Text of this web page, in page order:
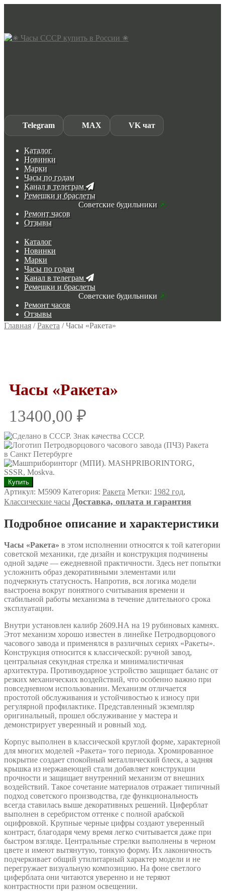
Skip
Skip
Telegram MAX VK чат
Каталог
Новинки
Марки
Часы по годам
Канал в телеграм
Ремешки и браслеты
Советские будильники
Ремонт часов
Отзывы
Каталог
Новинки
Марки
Часы по годам
Канал в телеграм
Ремешки и браслеты
Советские будильники
Ремонт часов
Отзывы
Главная /Ракета /Часы «Ракета»
Часы «Ракета»
13400,00 ₽
Количество
товара
Часы
"Ракета"
Купить
Артикул: М5909 Категория: Ракета Метки: 1982 год,
Классические часы Доставка, оплата и гарантия
Подробное описание и характеристики
Часы «Ракета» в этом исполнении относятся к той категории
советской механики, где дизайн и конструкция подчинены
одной задаче — ежедневной практичности. Здесь нет попытки
усложнить образ декоративными элементами или
подчеркнуть статусность. Напротив, вся логика модели
выстроена вокруг понятного считывания времени и
стабильной работы механизма в течение длительного срока
эксплуатации.
Внутри установлен калибр 2609.НА на 19 рубиновых камнях.
Этот механизм хорошо известен в линейке Петродворцового
часового завода и применялся в различных сериях «Ракеты».
Конструкция относится к классической: ручной завод,
центральная секундная стрелка и минималистичная
архитектура. Противоударное устройство защищает баланс от
резких механических воздействий, что особенно важно при
повседневном использовании. Механизм отличается
простотой обслуживания и устойчивостью к износу при
регулярной профилактике. Представленный экземпляр
оригинальный, прошел обслуживание у мастера и
демонстрирует уверенный и ровный ход.
Корпус выполнен в классической круглой форме, характерной
для многих моделей «Ракета» того периода. Хромированное
покрытие создает спокойный металлический блеск, а задняя
крышка из нержавеющей стали добавляет конструкции
прочности и защищает внутренний механизм от внешних
воздействий. Такое сочетание материалов отражает типичный
подход советского производства, где функциональность
всегда ставилась выше декоративных решений. Циферблат
выполнен в серебристом оттенке с полной арабской
оцифровкой. Крупные черные цифры создают уверенный
контраст, благодаря чему время легко считывается даже при
быстром взгляде. Центральные стрелки выполнены в черном
цвете и имеют вытянутую, тонкую форму. Их лаконичность
подчеркивает общий утилитарный характер модели и не
перегружает визуальную композицию. На фоне светлого
циферблата они читаются уверенно и не теряют
контрастности при разном освещении.